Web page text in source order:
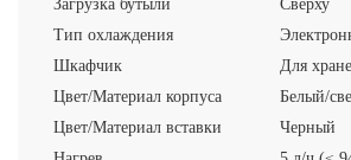
Загрузка бутыли
Сверху
Тип охлаждения
Шкафчик
Для
Цвет/Материал корпуса
Белый/
Цвет/Материал вставки
Черный